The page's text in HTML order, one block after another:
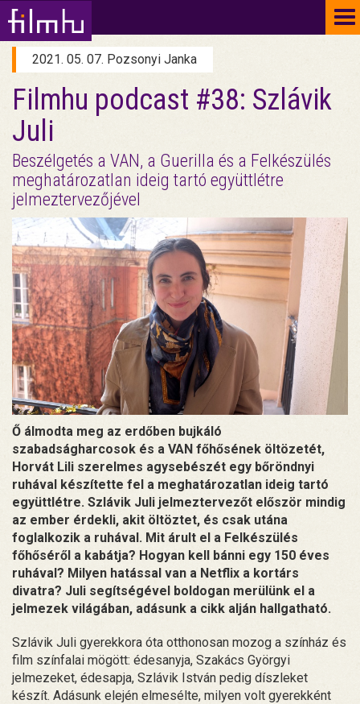
2021. 05. 07. Pozsonyi Janka
Filmhu podcast #38: Szlávik
Juli
Beszélgetés a VAN, a Guerilla és a Felkészülés
meghatározatlan ideig tartó együttlétre
jelmeztervezőjével
Ő álmodta meg az erdőben bujkáló
szabadságharcosok és a VAN főhősének öltözetét,
Horvát Lili szerelmes agysebészét egy bőröndnyi
ruhával készítette fel a meghatározatlan ideig tartó
együttlétre. Szlávik Juli jelmeztervezőt először mindig
az ember érdekli, akit öltöztet, és csak utána
foglalkozik a ruhával. Mit árult el a Felkészülés
főhőséről a kabátja? Hogyan kell bánni egy 150 éves
ruhával? Milyen hatással van a Netflix a kortárs
divatra? Juli segítségével boldogan merülünk el a
jelmezek világában, adásunk a cikk alján hallgatható.
Szlávik Juli gyerekkora óta otthonosan mozog a színház és
film színfalai mögött: édesanyja, Szakács Györgyi
jelmezeket, édesapja, Szlávik István pedig díszleket
készít. Adásunk elején elmesélte, milyen volt gyerekként